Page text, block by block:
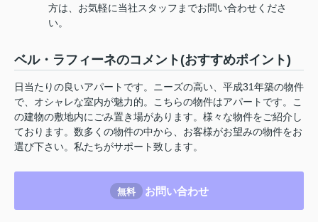
方は、お気軽に当社スタッフまでお問い合わせくださ
い。
ベル・ラフィーネのコメント(おすすめポイント)
日当たりの良いアパートです。ニーズの高い、平成31年築の物件
で、オシャレな室内が魅力的。こちらの物件はアパートです。こ
の建物の敷地内にごみ置き場があります。様々な物件をご紹介し
ております。数多くの物件の中から、お客様がお望みの物件をお
選び下さい。私たちがサポート致します。
無料 お問い合わせ